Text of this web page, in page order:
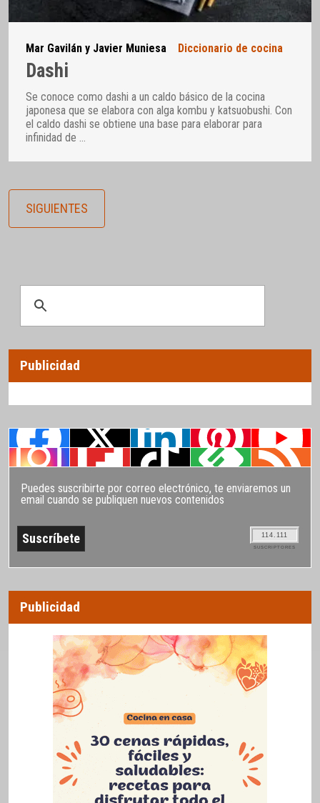
Mar Gavilán y Javier Muniesa Diccionario de cocina
Dashi
Se conoce como dashi a un caldo básico de la cocina
japonesa que se elabora con alga kombu y katsuobushi. Con
el caldo dashi se obtiene una base para elaborar para
infinidad de …
SIGUIENTES
Publicidad
Puedes suscribirte por correo electrónico, te enviaremos un
email cuando se publiquen nuevos contenidos
114.111
SUSCRIPTORES
Publicidad